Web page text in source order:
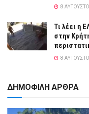
8
Τι λέει η
στην
8
ΔΗΜΟΦΙΛΗ ΑΡΘΡΑ